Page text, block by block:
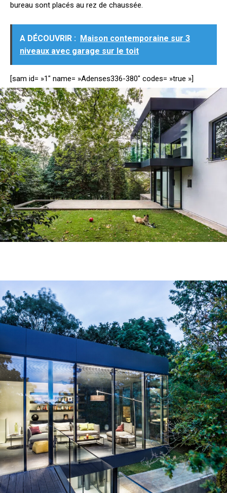
bureau sont placés au rez de chaussée.
A DÉCOUVRIR :
Maison contemporaine sur 3
niveaux avec garage sur le toit
[sam id= »1″ name= »Adenses336-380″ codes= »true »]